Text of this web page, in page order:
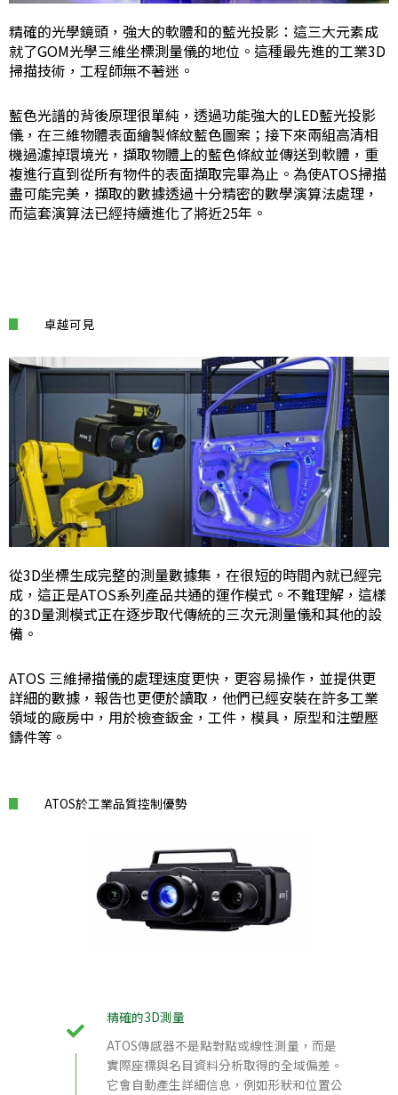
精確的光學鏡頭，強大的軟體和的藍光投影：這三大元素成
就了GOM光學三維坐標測量儀的地位。這種最先進的工業3D
掃描技術，工程師無不著迷。
藍色光譜的背後原理很單純，透過功能強大的LED藍光投影
儀，在三維物體表面繪製條紋藍色圖案；接下來兩組高清相
機過濾掉環境光，擷取物體上的藍色條紋並傳送到軟體，重
複進行直到從所有物件的表面擷取完畢為止。為使ATOS掃描
盡可能完美，擷取的數據透過十分精密的數學演算法處理，
而這套演算法已經持續進化了將近25年。
卓越可見
從3D坐標生成完整的測量數據集，在很短的時間內就已經完
成，這正是ATOS系列產品共通的運作模式。不難理解，這樣
的3D量測模式正在逐步取代傳統的三次元測量儀和其他的設
備。
ATOS 三維掃描儀的處理速度更快，更容易操作，並提供更
詳細的數據，報告也更便於讀取，他們已經安裝在許多工業
領域的廠房中，用於檢查鈑金，工件，模具，原型和注塑壓
鑄件等。
ATOS於工業品質控制優勢
精確的3D測量
ATOS傳感器不是點對點或線性測量，而是
實際座標與名目資料分析取得的全域偏差。
它會自動產生詳細信息，例如形狀和位置公